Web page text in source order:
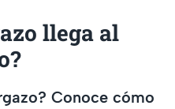
llega al
Conoce cómo